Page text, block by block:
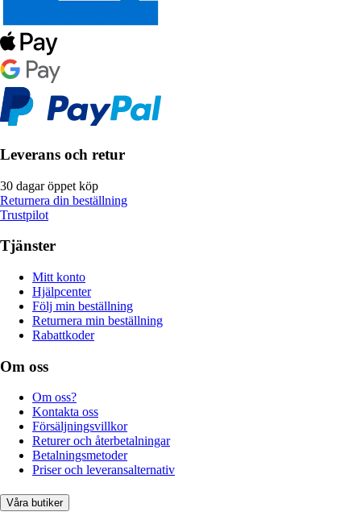
Leverans och retur
30 dagar öppet köp
Returnera din beställning
Trustpilot
Tjänster
Mitt konto
Hjälpcenter
Följ min beställning
Returnera min beställning
Rabattkoder
Om oss
Om oss?
Kontakta oss
Försäljningsvillkor
Returer och återbetalningar
Betalningsmetoder
Priser och leveransalternativ
Våra butiker